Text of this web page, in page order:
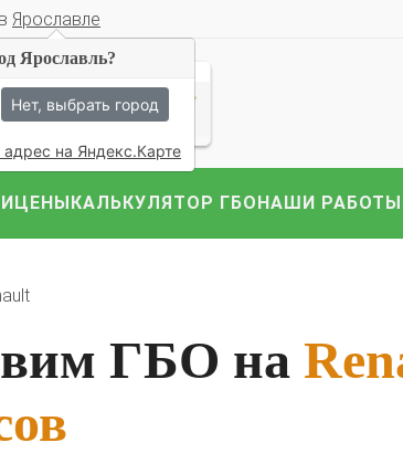
Ярославле
ЦЕНЫКАЛЬКУЛЯТОР ГБОНАШИ РАБОТЫ
ГБО на
Ярославль?
Нет, выбрать город
адрес на Яндекс.Карте